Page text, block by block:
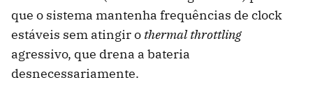
que o sistema mantenha frequências de clock
estáveis sem atingir o thermal throttling
agressivo, que drena a bateria
desnecessariamente.